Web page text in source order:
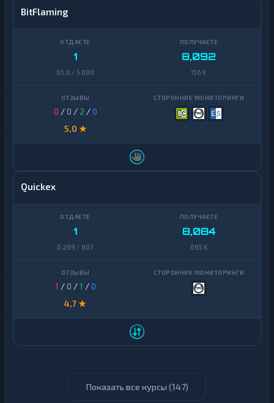
BitFlaming
1
65,6 / 5 000
8,092
156 K
0 / 0 / 2 /0
5,0 ★
Quickex
1
0,269 / 807
8,084
685 K
1 / 0 /1 /0
4,7 ★
Показать все курсы (147)